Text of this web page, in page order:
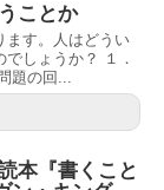
ことか
す。人はどうい
しょうか？ １．
題の回...
本『書くこと